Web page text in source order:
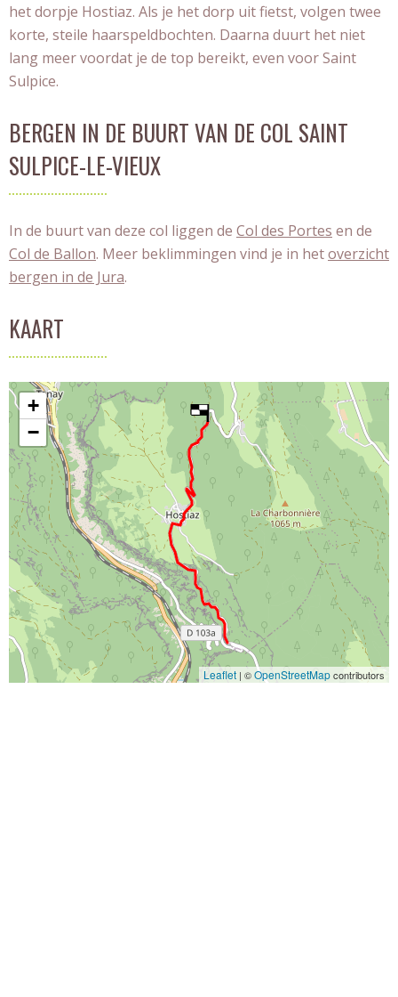
het dorpje Hostiaz. Als je het dorp uit fietst, volgen twee
korte, steile haarspeldbochten. Daarna duurt het niet
lang meer voordat je de top bereikt, even voor Saint
Sulpice.
BERGEN IN DE BUURT VAN DE COL SAINT
SULPICE-LE-VIEUX
In de buurt van deze col liggen de Col des Portes en de
Col de Ballon. Meer beklimmingen vind je in hetoverzicht
bergen in de Jura.
KAART
+
−
Leaflet | ©OpenStreetMapcontributors